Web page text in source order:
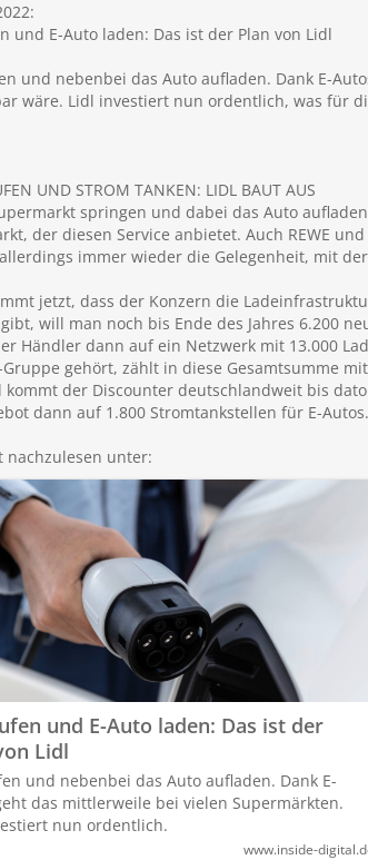
und E-Auto laden: Das ist der Plan von Lidl
und nebenbei das Auto aufladen. Dank E-
wäre. Lidl investiert nun ordentlich, was für
UND STROM TANKEN: LIDL BAUT AUS
springen und dabei das Auto
der diesen Service anbietet. Auch REWE
immer wieder die Gelegenheit, mit
jetzt, dass der Konzern die
will man noch bis Ende des Jahres 6.200
Händler dann auf ein Netzwerk mit 13.000
Gruppe gehört, zählt in diese Gesamtsumme
kommt der Discounter deutschlandweit bis
dann auf 1.800 Stromtankstellen für E-
nachzulesen unter:
und E-Auto laden: Das ist der
Lidl
und nebenbei das Auto aufladen. Dank E-
das mittlerweile bei vielen Supermärkten.
nun ordentlich.
www.inside-